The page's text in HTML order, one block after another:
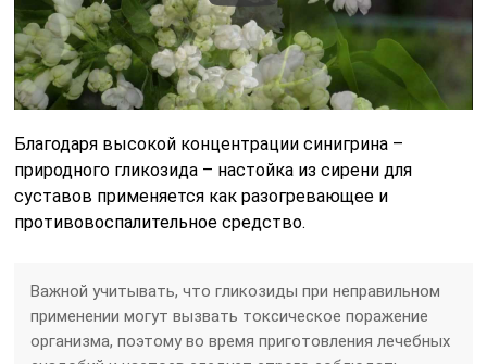
Благодаря высокой концентрации синигрина –
природного гликозида – настойка из сирени для
суставов применяется как разогревающее и
противовоспалительное средство.
Важной учитывать, что гликозиды при неправильном
применении могут вызвать токсическое поражение
организма, поэтому во время приготовления лечебных